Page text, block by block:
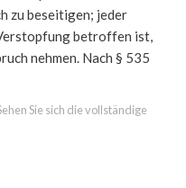
zu beseitigen; jeder
betroffen ist,
nehmen. Nach § 535
Sie sich die vollständige